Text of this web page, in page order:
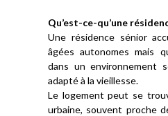
Qu’est-ce-qu’une
Une résidence sénior
âgées autonomes mais
dans un environnement
adapté à la vieillesse.
Le logement peut se
urbaine, souvent proche